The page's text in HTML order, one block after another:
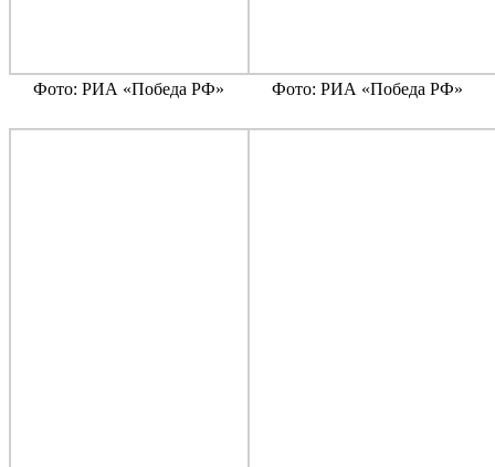
Фото: РИА «Победа РФ» Фото: РИА «Победа РФ»